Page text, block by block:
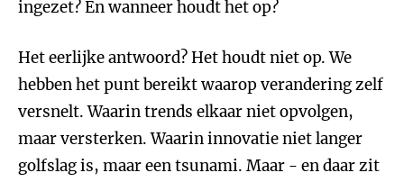
ingezet? En wanneer houdt het op?
Het eerlijke antwoord? Het houdt niet op. We
hebben het punt bereikt waarop verandering zelf
versnelt. Waarin trends elkaar niet opvolgen,
maar versterken. Waarin innovatie niet langer
golfslag is, maar een tsunami. Maar - en daar zit